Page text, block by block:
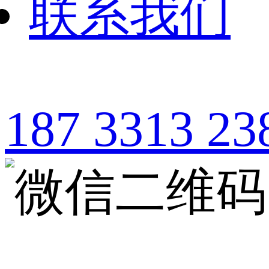
联系我们
187 3313